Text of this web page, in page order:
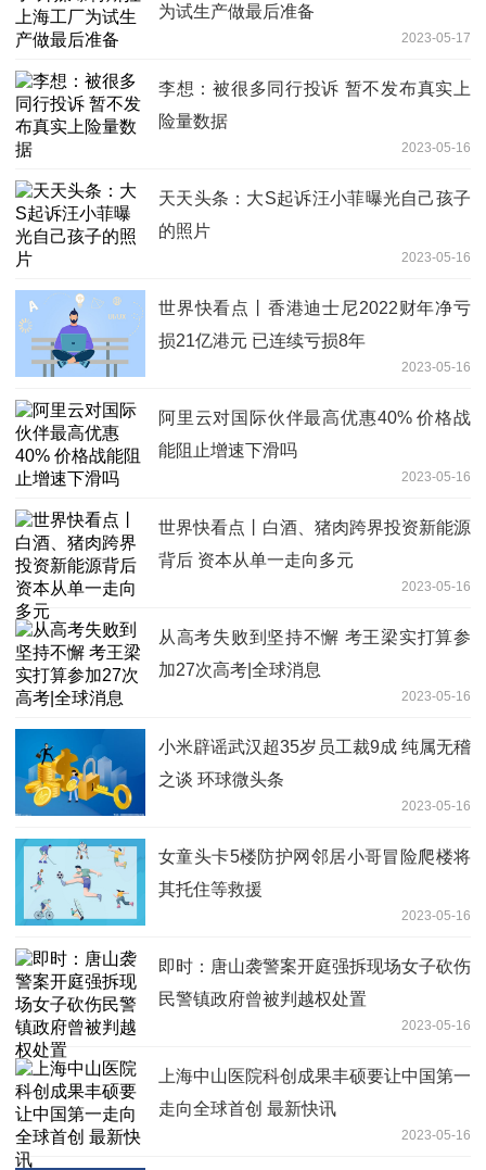
为试生产做最后准备
2023-05-17
李想：被很多同行投诉 暂不发布真实上
险量数据
2023-05-16
天天头条：大S起诉汪小菲曝光自己孩子
的照片
2023-05-16
世界快看点丨香港迪士尼2022财年净亏
损21亿港元 已连续亏损8年
2023-05-16
阿里云对国际伙伴最高优惠40% 价格战
能阻止增速下滑吗
2023-05-16
世界快看点丨白酒、猪肉跨界投资新能源
背后 资本从单一走向多元
2023-05-16
从高考失败到坚持不懈 考王梁实打算参
加27次高考|全球消息
2023-05-16
小米辟谣武汉超35岁员工裁9成 纯属无稽
之谈 环球微头条
2023-05-16
女童头卡5楼防护网邻居小哥冒险爬楼将
其托住等救援
2023-05-16
即时：唐山袭警案开庭强拆现场女子砍伤
民警镇政府曾被判越权处置
2023-05-16
上海中山医院科创成果丰硕要让中国第一
走向全球首创 最新快讯
2023-05-16